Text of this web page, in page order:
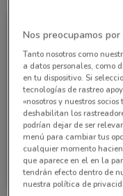
Waldos
Caduca el 16/08
Nos preocupamos
Tanto nosotros como
a datos personales, como
en tu dispositivo. Si
tecnologías de rastreo
«nosotros y nuestros
deshabilitan los
podrían dejar de ser
menú para cambiar tus
cualquier momento
que aparece en el en la
tendrán efecto dentro de
nuestra política de